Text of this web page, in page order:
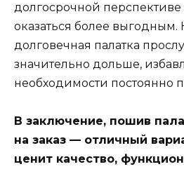
долгосрочной перспективе
оказаться более
долговечная палатка
значительно дольше,
необходимости постоянно
В заключение, пошив
на заказ — отличный
ценит качество,